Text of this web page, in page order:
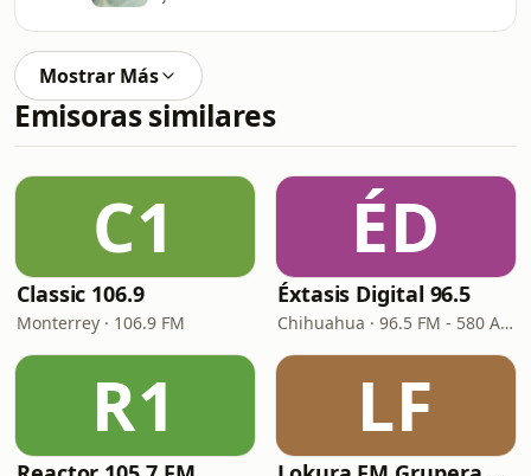
Mostrar Más
Emisoras similares
C1
Classic 106.9
Monterrey · 106.9 FM
ÉD
Éxtasis Digital 96.5
Chihuahua · 96.5 FM - 580 AM
R1 LF